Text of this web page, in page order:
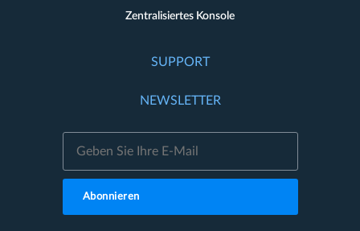
Zentralisiertes Konsole
SUPPORT
NEWSLETTER
Abonnieren